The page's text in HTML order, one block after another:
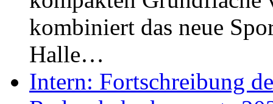
kombiniert das neue
Halle…
Intern: Fortschreibung